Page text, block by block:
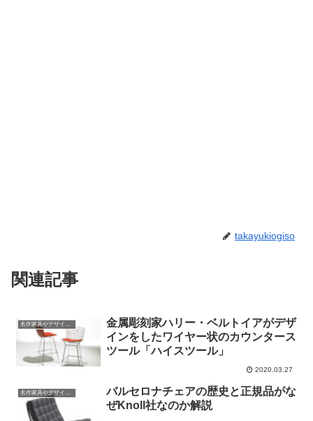
takayukiogiso
関連記事
名作家具やデザインの話
金属彫刻家ハリー・ベルトイアがデザ
インをしたワイヤー状のカウンタース
ツール「ハイスツール」
2020.03.27
名作家具やデザインの話
バルセロナチェアの歴史と正規品がな
ぜKnoll社なのか解説